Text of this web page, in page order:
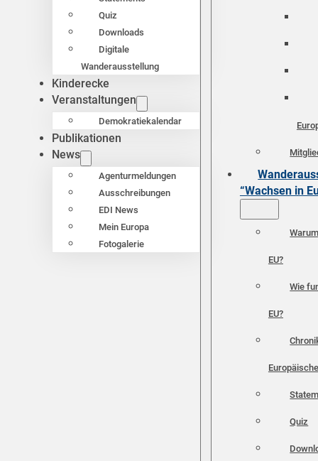
Quiz
Downloads
Digitale
Wanderausstellung
Kinderecke
Veranstaltungen
Demokratiekalendar
Publikationen
News
Agenturmeldungen
Ausschreibungen
EDI News
Mein Europa
Fotogalerie
“Wachsen in
EU?
Wie
EU?
Quiz